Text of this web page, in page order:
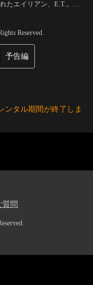
たエイリアン、E.T.。運
別版を配信！
Reserved.
予告編
ンタル期間が終了しま
質問